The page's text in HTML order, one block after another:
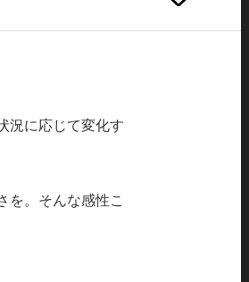
況に応じて変化す
を。そんな感性こ